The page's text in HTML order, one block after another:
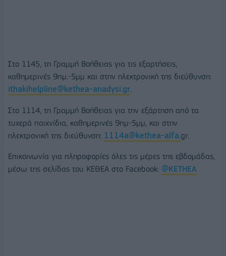
Στο 1145, τη Γραμμή Βοήθειας για τις εξαρτήσεις,
καθημερινές 9πμ.-5μμ και στην ηλεκτρονική της διεύθυνση:
ithakihelpline@kethea-anadysi.gr.
Στο 1114, τη Γραμμή Βοήθειας για την εξάρτηση από τα
τυχερά παιχνίδια, καθημερινές 9πμ-5μμ, και στην
ηλεκτρονική της διεύθυνση: 1114a@kethea-alfa.gr.
Eπικοινωνία για πληροφορίες όλες τις μέρες της εβδομάδας,
μέσω της σελίδας του ΚΕΘΕΑ στο Facebook: @ΚΕΤΗΕΑ